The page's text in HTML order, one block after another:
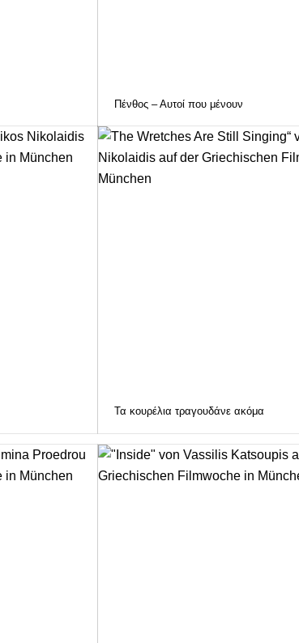
Πένθος – Αυτοί που μένουν
Τα κουρέλια τραγουδάνε ακόμα